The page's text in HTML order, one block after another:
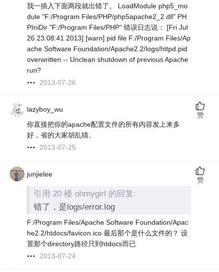
我一插入下面两段就出错了。 LoadModule php5_mo
dule "F:/Program Files/PHP/php5apache2_2.dll" PH
PIniDir "F:/Program Files/PHP" 错误日志说： [Fri Jul
26 23:08:41 2013] [warn] pid file F:/Program Files/Ap
ache Software Foundation/Apache2.2/logs/httpd.pid
overwritten -- Unclean shutdown of previous Apache
run?
2013-07-26
lazyboy_wu
你直接把你的apache配置文件的所有内容发上来多
好，省的大家胡乱猜。
2013-07-25
赞
junjielee
引用 20 楼 ohmygirl 的回复:
错了，是logs/error.log
F:/Program Files/Apache Software Foundation/Apac
he2.2/htdocs/favicon.ico 最后那个是什么文件的？ 设
置那个directory路径只到htdocs而已
2013-07-24
赞